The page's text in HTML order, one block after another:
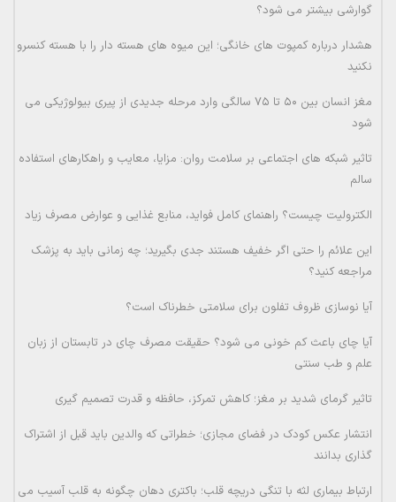
گوارشی بیشتر می شود؟
هشدار درباره کمپوت های خانگی؛ این میوه های هسته دار را با هسته کنسرو
نکنید
مغز انسان بین ۵۰ تا ۷۵ سالگی وارد مرحله جدیدی از پیری بیولوژیکی می
شود
تاثیر شبکه های اجتماعی بر سلامت روان: مزایا، معایب و راهکارهای استفاده
سالم
الکترولیت چیست؟ راهنمای کامل فواید، منابع غذایی و عوارض مصرف زیاد
این علائم را حتی اگر خفیف هستند جدی بگیرید؛ چه زمانی باید به پزشک
مراجعه کنید؟
آیا نوسازی ظروف تفلون برای سلامتی خطرناک است؟
آیا چای باعث کم خونی می شود؟ حقیقت مصرف چای در تابستان از زبان
علم و طب سنتی
تاثیر گرمای شدید بر مغز؛ کاهش تمرکز، حافظه و قدرت تصمیم گیری
انتشار عکس کودک در فضای مجازی؛ خطراتی که والدین باید قبل از اشتراک
گذاری بدانند
ارتباط بیماری لثه با تنگی دریچه قلب؛ باکتری دهان چگونه به قلب آسیب می